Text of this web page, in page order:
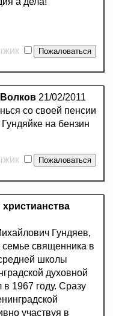
21/02/2011
со своей пенсии
на бензин
Гундяев,
семье священника в
школы
духовной
1967 году. Сразу
участвуя в